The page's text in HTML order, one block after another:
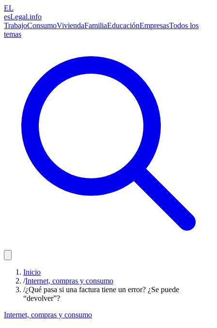
EL
esLegal.info
TrabajoConsumoViviendaFamiliaEducaciónEmpresasTodos los
temas
Inicio
/Internet, compras y consumo
/¿Qué pasa si una factura tiene un error? ¿Se puede
“devolver”?
Internet, compras y consumo